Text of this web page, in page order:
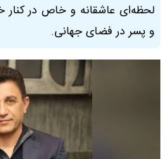
لحظه‌ای عاشقانه و خاص در کنار
و پسر در فضای جهانی.